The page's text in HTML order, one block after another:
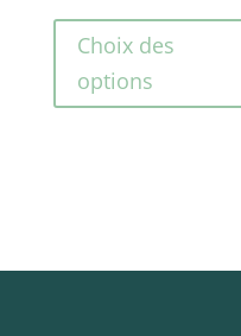
Choix des
options